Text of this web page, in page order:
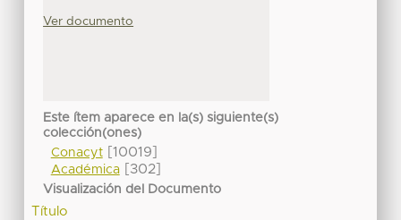
Ver documento
Este ítem aparece en la(s) siguiente(s)
colección(ones)
Conacyt[10019]
Académica[302]
Visualización del Documento
Título